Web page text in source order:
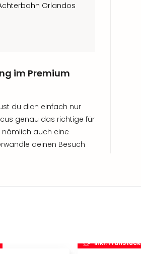
Orlandos
im Premium
du dich einfach nur
genau das richtige für
nämlich auch eine
deinen Besuch
inkl. Frühstück